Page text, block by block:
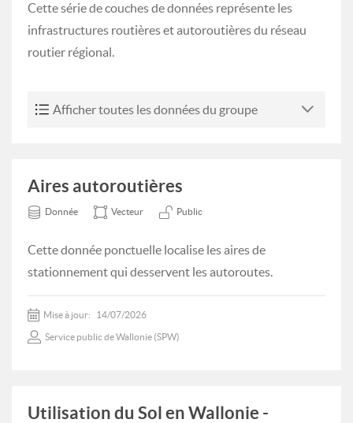
Cette série de couches de données représente les
infrastructures routières et autoroutières du réseau
routier régional.
Afficher toutes les données du groupe
Aires autoroutières
Donnée Vecteur Public
Cette donnée ponctuelle localise les aires de
stationnement qui desservent les autoroutes.
Mise à jour: 14/07/2026
Service public de Wallonie (SPW)
Utilisation du Sol en Wallonie -